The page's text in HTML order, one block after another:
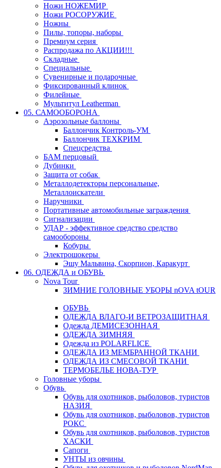
Ножи НОЖЕМИР
Ножи РОСОРУЖИЕ
Ножны
Пилы, топоры, наборы
Премиум серия
Распродажа по АКЦИИ!!!
Складные
Специальные
Сувенирные и подарочные
Фиксированный клинок
Филейные
Мультитул Leatherman
05. САМООБОРОНА
Аэрозольные баллоны
Баллончик Контроль-УМ
Баллончик ТЕХКРИМ
Спецсредства
БАМ перцовый
Дубинки
Защита от собак
Металлодетекторы персональные,
Металлоискатели
Наручники
Портативные автомобильные заграждения
Сигнализации
УДАР - эффективное средство средство
самообороны
Кобуры
Электрошокеры
Эшу Мальвина, Скорпион, Каракурт
06. ОДЕЖДА и ОБУВЬ
Nova Tour
ЗИМНИЕ ГОЛОВНЫЕ УБОРЫ nOVA tOUR
ОБУВЬ
ОДЕЖДА ВЛАГО-И ВЕТРОЗАЩИТНАЯ
Одежда ДЕМИСЕЗОННАЯ
ОДЕЖДА ЗИМНЯЯ
Одежда из POLARFLICE
ОДЕЖДА ИЗ МЕМБРАННОЙ ТКАНИ
ОДЕЖДА ИЗ СМЕСОВОЙ ТКАНИ
ТЕРМОБЕЛЬЕ НОВА-ТУР
Головные уборы
Обувь
Обувь для охотников, рыболовов, туристов
НАЗИЯ
Обувь для охотников, рыболовов, туристов
РОКС
Обувь для охотников, рыболовов, туристов
ХАСКИ
Сапоги
УНТЫ из овчины